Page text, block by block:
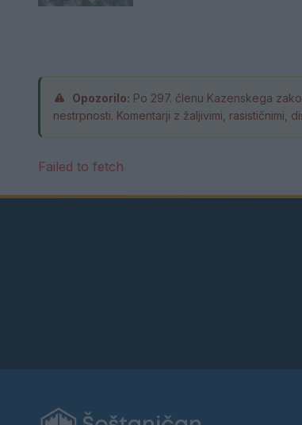
Opozorilo: Po 297. členu Kazenskega
nestrpnosti. Komentarji z žaljivimi, rasističnimi,
Failed to fetch